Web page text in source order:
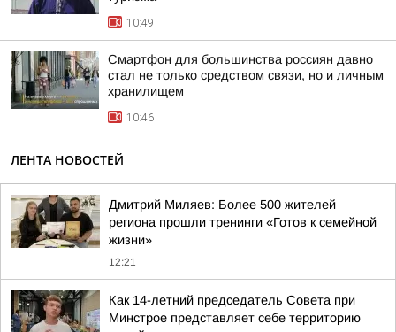
10:49
Смартфон для большинства россиян давно
стал не только средством связи, но и личным
хранилищем
10:46
ЛЕНТА НОВОСТЕЙ
Дмитрий Миляев: Более 500 жителей
региона прошли тренинги «Готов к семейной
жизни»
12:21
Как 14-летний председатель Совета при
Минстрое представляет себе территорию